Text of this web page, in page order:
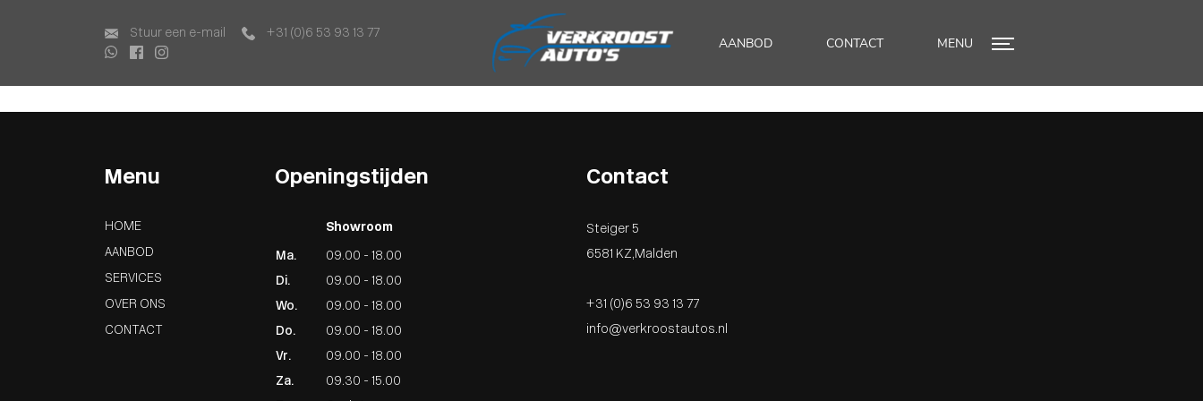
Over ons
Stuur een e-mail +31 (0)6 53 93 13 77
AANBOD CONTACT MENU
Menu
HOME
AANBOD
SERVICES
OVER ONS
CONTACT
Openingstijden
Showroom
Ma.
09.00 - 18.00
Di.
09.00 - 18.00
Wo.
09.00 - 18.00
Do.
09.00 - 18.00
Vr.
09.00 - 18.00
Za.
09.30 - 15.00
Contact
Steiger 5
6581 KZ , Malden
+31 (0)6 53 93 13 77
info@verkroostautos.nl